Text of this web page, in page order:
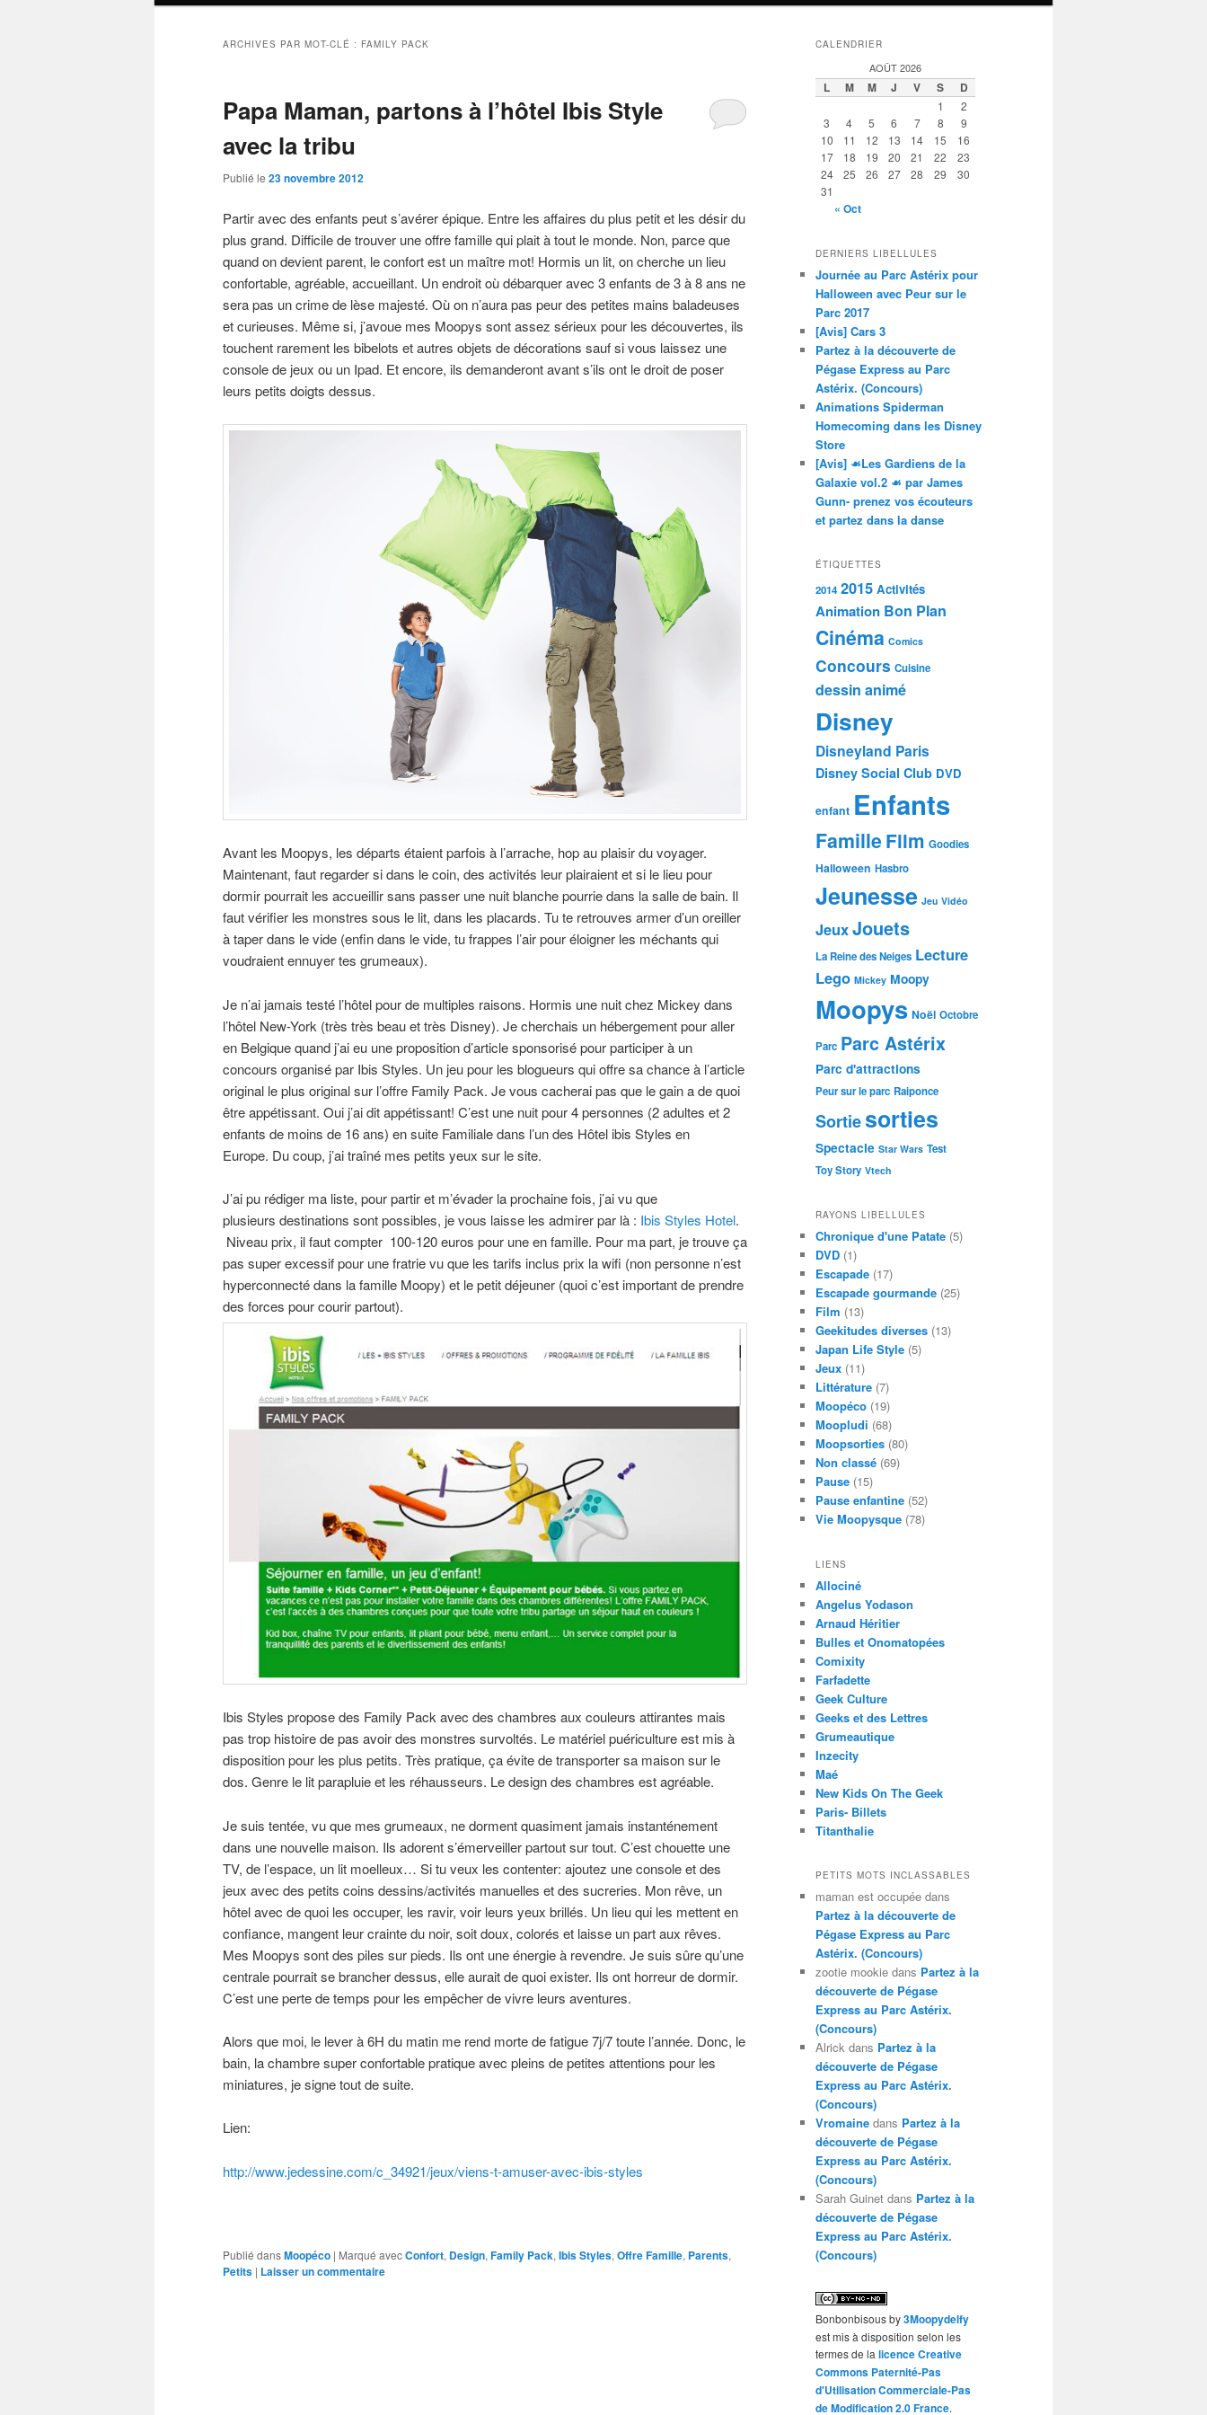
ARCHIVES PAR MOT-CLÉ : FAMILY PACK
Papa Maman, partons à l’hôtel Ibis Style
avec la tribu
Publié le 23 novembre 2012
Partir avec des enfants peut s’avérer épique. Entre les affaires du plus petit et les désir du
plus grand. Difficile de trouver une offre famille qui plait à tout le monde. Non, parce que
quand on devient parent, le confort est un maître mot! Hormis un lit, on cherche un lieu
confortable, agréable, accueillant. Un endroit où débarquer avec 3 enfants de 3 à 8 ans ne
sera pas un crime de lèse majesté. Où on n’aura pas peur des petites mains baladeuses
et curieuses. Même si, j’avoue mes Moopys sont assez sérieux pour les découvertes, ils
touchent rarement les bibelots et autres objets de décorations sauf si vous laissez une
console de jeux ou un Ipad. Et encore, ils demanderont avant s’ils ont le droit de poser
leurs petits doigts dessus.
Avant les Moopys, les départs étaient parfois à l’arrache, hop au plaisir du voyager.
Maintenant, faut regarder si dans le coin, des activités leur plairaient et si le lieu pour
dormir pourrait les accueillir sans passer une nuit blanche pourrie dans la salle de bain. Il
faut vérifier les monstres sous le lit, dans les placards. Tu te retrouves armer d’un oreiller
à taper dans le vide (enfin dans le vide, tu frappes l’air pour éloigner les méchants qui
voudraient ennuyer tes grumeaux).
Je n’ai jamais testé l’hôtel pour de multiples raisons. Hormis une nuit chez Mickey dans
l’hôtel New-York (très très beau et très Disney). Je cherchais un hébergement pour aller
en Belgique quand j’ai eu une proposition d’article sponsorisé pour participer à un
concours organisé par Ibis Styles. Un jeu pour les blogueurs qui offre sa chance à l’article
original le plus original sur l’offre Family Pack. Je vous cacherai pas que le gain a de quoi
être appétissant. Oui j’ai dit appétissant! C’est une nuit pour 4 personnes (2 adultes et 2
enfants de moins de 16 ans) en suite Familiale dans l’un des Hôtel ibis Styles en
Europe. Du coup, j’ai traîné mes petits yeux sur le site.
J’ai pu rédiger ma liste, pour partir et m’évader la prochaine fois, j’ai vu que
plusieurs destinations sont possibles, je vous laisse les admirer par là : Ibis Styles Hotel.
Niveau prix, il faut compter 100-120 euros pour une en famille. Pour ma part, je trouve ça
pas super excessif pour une fratrie vu que les tarifs inclus prix la wifi (non personne n’est
hyperconnecté dans la famille Moopy) et le petit déjeuner (quoi c’est important de prendre
des forces pour courir partout).
Ibis Styles propose des Family Pack avec des chambres aux couleurs attirantes mais
pas trop histoire de pas avoir des monstres survoltés. Le matériel puériculture est mis à
disposition pour les plus petits. Très pratique, ça évite de transporter sa maison sur le
dos. Genre le lit parapluie et les réhausseurs. Le design des chambres est agréable.
Je suis tentée, vu que mes grumeaux, ne dorment quasiment jamais instanténement
dans une nouvelle maison. Ils adorent s’émerveiller partout sur tout. C’est chouette une
TV, de l’espace, un lit moelleux… Si tu veux les contenter: ajoutez une console et des
jeux avec des petits coins dessins/activités manuelles et des sucreries. Mon rêve, un
hôtel avec de quoi les occuper, les ravir, voir leurs yeux brillés. Un lieu qui les mettent en
confiance, mangent leur crainte du noir, soit doux, colorés et laisse un part aux rêves.
Mes Moopys sont des piles sur pieds. Ils ont une énergie à revendre. Je suis sûre qu’une
centrale pourrait se brancher dessus, elle aurait de quoi exister. Ils ont horreur de dormir.
C’est une perte de temps pour les empêcher de vivre leurs aventures.
Alors que moi, le lever à 6H du matin me rend morte de fatigue 7j/7 toute l’année. Donc, le
bain, la chambre super confortable pratique avec pleins de petites attentions pour les
miniatures, je signe tout de suite.
Lien:
http://www.jedessine.com/c_ 34921/jeux/viens-t-amuser-avec-ibis-styles
Publié dansMoopéco | Marqué avecConfort, Design, Family Pack, Ibis Styles, Offre Famille, Parents,
Petits | Laisser un commentaire
CALENDRIER
AOÛT 2026
L M M J V S D
1
2
3
4 5 6 7 8
9
10
11 12 13 14 15
16
17
18 19 20 21 22
23
24
25 26 27 28 29
30
31
« Oct
DERNIERS LIBELLULES
Journée au Parc Astérix pour
Halloween avec Peur sur le
Parc 2017
[Avis] Cars 3
Partez à la découverte de
Pégase Express au Parc
Astérix. (Concours)
Animations Spiderman
Homecoming dans les Disney
Store
[Avis] ☙Les Gardiens de la
Galaxie vol.2 ☙ par James
Gunn- prenez vos écouteurs
et partez dans la danse
ÉTIQUETTES
2014 2015 Activités
Animation Bon Plan
Cinéma Comics
Concours Cuisine
dessin animé
Disney
Disneyland Paris
Disney Social Club DVD
enfant Enfants
FamilleFilm Goodies
Halloween Hasbro
Jeunesse Jeu Vidéo
JeuxJouets
La Reine des Neiges Lecture
Lego Mickey Moopy
Moopys Noël Octobre
Parc Parc Astérix
Parc d'attractions
Peur sur le parc Raiponce
Sortiesorties
Spectacle Star Wars Test
Toy Story Vtech
RAYONS LIBELLULES
Chronique d'une Patate (5)
DVD (1)
Escapade (17)
Escapade gourmande (25)
Film (13)
Geekitudes diverses (13)
Japan Life Style (5)
Jeux (11)
Littérature (7)
Moopéco (19)
Moopludi (68)
Moopsorties (80)
Non classé (69)
Pause (15)
Pause enfantine (52)
Vie Moopysque (78)
LIENS
Allociné
Angelus Yodason
Arnaud Héritier
Bulles et Onomatopées
Comixity
Farfadette
Geek Culture
Geeks et des Lettres
Grumeautique
Inzecity
Maé
New Kids On The Geek
Paris- Billets
Titanthalie
PETITS MOTS INCLASSABLES
maman est occupée dans
Partez à la découverte de
Pégase Express au Parc
Astérix. (Concours)
zootie mookie dans Partez à la
découverte de Pégase
Express au Parc Astérix.
(Concours)
Alrick dans Partez à la
découverte de Pégase
Express au Parc Astérix.
(Concours)
Vromaine dans Partez à la
découverte de Pégase
Express au Parc Astérix.
(Concours)
Sarah Guinet dans Partez à la
découverte de Pégase
Express au Parc Astérix.
(Concours)
Bonbonbisousby3Moopydelfy
est mis à disposition selon les
termes de la licence Creative
Commons Paternité-Pas
d'Utilisation Commerciale-Pas
de Modification 2.0 France.